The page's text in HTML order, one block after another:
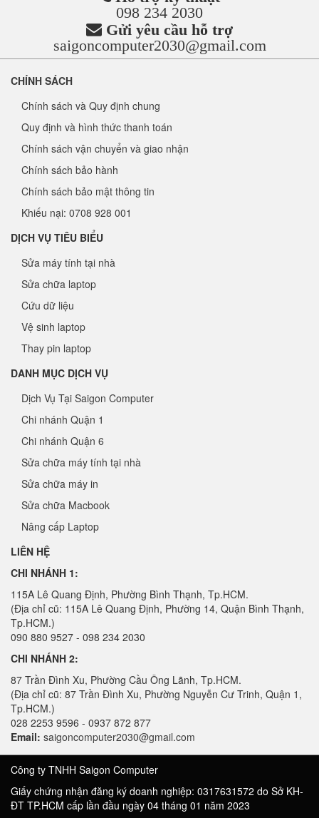
098 234 2030
Gửi yêu cầu hỗ trợ
saigoncomputer2030@gmail.com
CHÍNH SÁCH
Chính sách và Quy định chung
Quy định và hình thức thanh toán
Chính sách vận chuyển và giao nhận
Chính sách bảo hành
Chính sách bảo mật thông tin
Khiếu nại: 0708 928 001
DỊCH VỤ TIÊU BIỂU
Sửa máy tính tại nhà
Sửa chữa laptop
Cứu dữ liệu
Vệ sinh laptop
Thay pin laptop
DANH MỤC DỊCH VỤ
Dịch Vụ Tại Saigon Computer
Chi nhánh Quận 1
Chi nhánh Quận 6
Sửa chữa máy tính tại nhà
Sửa chữa máy in
Sửa chữa Macbook
Nâng cấp Laptop
LIÊN HỆ
CHI NHÁNH 1:
115A Lê Quang Định, Phường Bình Thạnh, Tp.HCM.
(Địa chỉ cũ: 115A Lê Quang Định, Phường 14, Quận Bình Thạnh,
Tp.HCM.)
090 880 9527 - 098 234 2030
CHI NHÁNH 2:
87 Trần Đình Xu, Phường Cầu Ông Lãnh, Tp.HCM.
(Địa chỉ cũ: 87 Trần Đình Xu, Phường Nguyễn Cư Trinh, Quận 1,
Tp.HCM.)
028 2253 9596 - 0937 872 877
Email: saigoncomputer2030@gmail.com
Công ty TNHH Saigon Computer
Giấy chứng nhận đăng ký doanh nghiệp: 0317631572 do Sở KH-
ĐT TP.HCM cấp lần đầu ngày 04 tháng 01 năm 2023